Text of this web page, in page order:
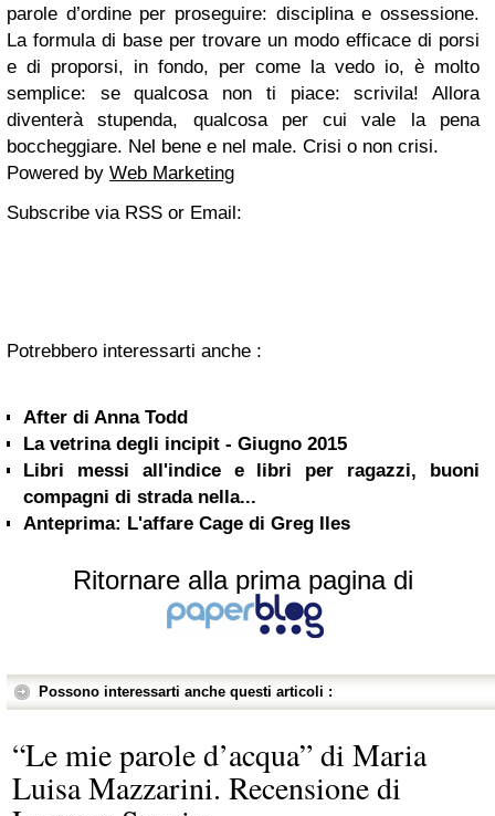
parole d’ordine per proseguire: disciplina e ossessione.
La formula di base per trovare un modo efficace di porsi
e di proporsi, in fondo, per come la vedo io, è molto
semplice: se qualcosa non ti piace: scrivila! Allora
diventerà stupenda, qualcosa per cui vale la pena
boccheggiare. Nel bene e nel male. Crisi o non crisi.
Powered by Web Marketing
Subscribe via RSS or Email:
Potrebbero interessarti anche :
After di Anna Todd
La vetrina degli incipit - Giugno 2015
Libri messi all'indice e libri per ragazzi, buoni
compagni di strada nella...
Anteprima: L'affare Cage di Greg Iles
Ritornare alla prima pagina di
Possono interessarti anche questi articoli :
“Le mie parole d’acqua” di Maria
Luisa Mazzarini. Recensione di